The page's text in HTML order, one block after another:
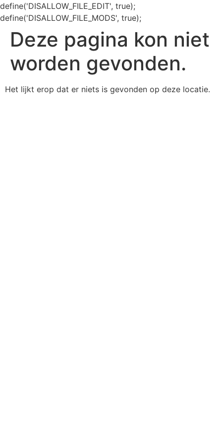
define('DISALLOW_FILE_EDIT', true);
define('DISALLOW_FILE_MODS', true);
Deze pagina kon niet
worden gevonden.
Het lijkt erop dat er niets is gevonden op deze locatie.